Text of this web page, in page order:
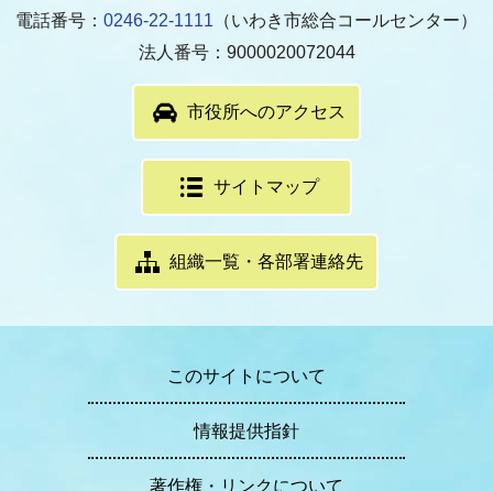
電話番号： 0246-22-1111 （いわき市総合コールセンター）
法人番号：9000020072044
市役所へのアクセス
サイトマップ
組織一覧・各部署連絡先
このサイトについて
情報提供指針
著作権・リンクについて